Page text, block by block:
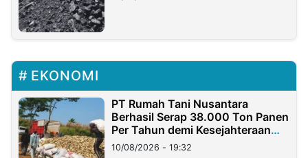
EKONOMI
PT Rumah Tani Nusantara
Berhasil Serap 38.000 Ton Panen
Per Tahun demi Kesejahteraan
Petani
10/08/2026 - 19:32